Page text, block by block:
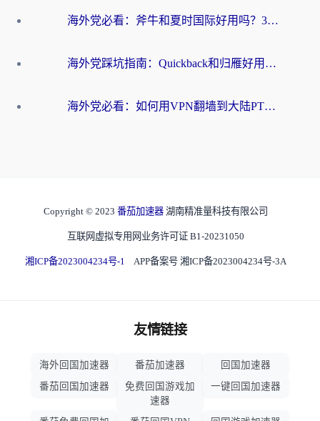
海外党必看：斧牛和夏时国际好用吗？3步选对回国加速器，无缝刷国内资源
海外党踩坑指南：Quickback和归雁好用吗？选对加速器才能无缝刷国内资源
海外党必看：如何用VPN翻墙到大陆PTT？一篇解决你所有回国加速痛点
Copyright © 2023 番茄加速器 湖南精准量科技有限公司
互联网虚拟专用网业务许可证 B1-20231050
湘ICP备2023004234号-1 APP备案号 湘ICP备2023004234号-3A
友情链接
海外回国加速器 番茄加速器
回国加速器
番茄回国加速器
免费回国游戏加
速器
一键回国加速器